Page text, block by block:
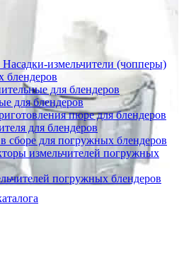
Насадки-измельчители (чопперы)
блендеров
для блендеров
для блендеров
пюре для блендеров
для блендеров
сборе для погружных блендеров
измельчителей погружных
погружных блендеров